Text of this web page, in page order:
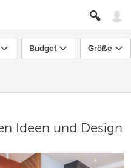
Budget Größe
Ideen und Design